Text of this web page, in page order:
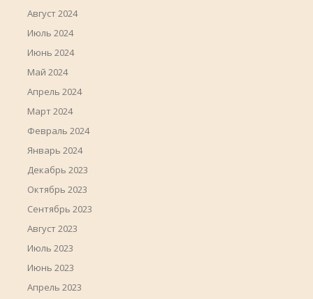
Август 2024
Июль 2024
Июнь 2024
Май 2024
Апрель 2024
Март 2024
Февраль 2024
Январь 2024
Декабрь 2023
Октябрь 2023
Сентябрь 2023
Август 2023
Июль 2023
Июнь 2023
Апрель 2023